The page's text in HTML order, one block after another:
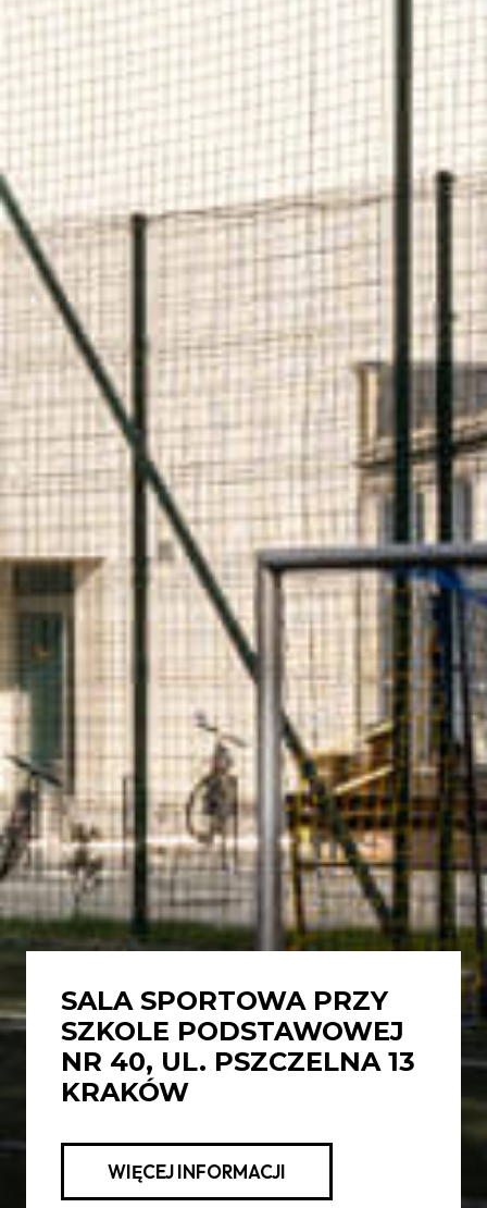
SALA SPORTOWA PRZY
SZKOLE PODSTAWOWEJ
NR 40, UL. PSZCZELNA 13
KRAKÓW
WIĘCEJ INFORMACJI